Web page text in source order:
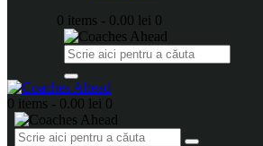
0 items - 0.00 lei 0
0 items - 0.00 lei 0